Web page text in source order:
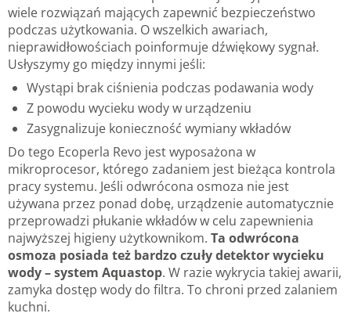
wiele rozwiązań mających zapewnić bezpieczeństwo
podczas użytkowania. O wszelkich awariach,
nieprawidłowościach poinformuje dźwiękowy sygnał.
Usłyszymy go między innymi jeśli:
Wystąpi brak ciśnienia podczas podawania wody
Z powodu wycieku wody w urządzeniu
Zasygnalizuje konieczność wymiany wkładów
Do tego Ecoperla Revo jest wyposażona w
mikroprocesor, którego zadaniem jest bieżąca kontrola
pracy systemu. Jeśli odwrócona osmoza nie jest
używana przez ponad dobę, urządzenie automatycznie
przeprowadzi płukanie wkładów w celu zapewnienia
najwyższej higieny użytkownikom. Ta odwrócona
osmoza posiada też bardzo czuły detektor wycieku
wody – system Aquastop. W razie wykrycia takiej awarii,
zamyka dostęp wody do filtra. To chroni przed zalaniem
kuchni.